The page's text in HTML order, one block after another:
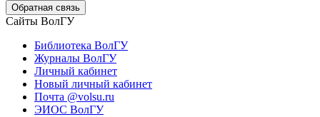
Обратная связь
Сайты ВолГУ
Библиотека ВолГУ
Журналы ВолГУ
Личный кабинет
Новый личный кабинет
Почта @volsu.ru
ЭИОС ВолГУ